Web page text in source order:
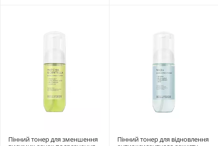
Пінний тонер для зменшення
Пінний тонер для відновлення